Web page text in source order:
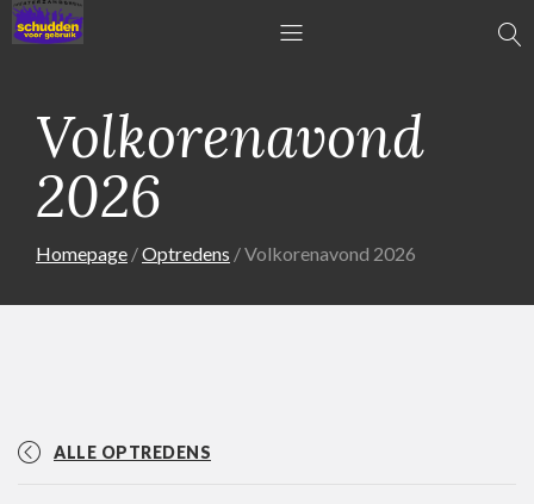
Volkorenavond
2026
Homepage Optredens Volkorenavond 2026
ALLE OPTREDENS